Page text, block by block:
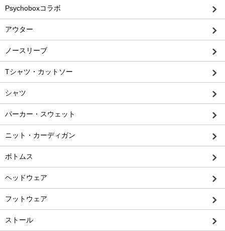
Psychoboxコラボ
アウター
ノースリーブ
Tシャツ・カットソー
シャツ
パーカー・スウェット
ニット・カーディガン
ボトムス
ヘッドウェア
フットウェア
ストール